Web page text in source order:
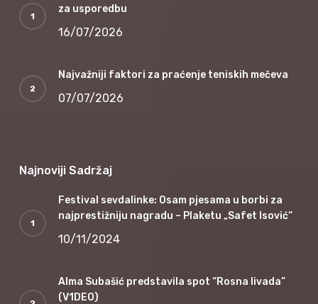
za usporedbu
16/07/2026
Najvažniji faktori za praćenje teniskih mečeva
07/07/2026
Najnoviji Sadržaj
Festival sevdalinke: Osam pjesama u borbi za
najprestižniju nagradu – Plaketu „Safet Isović“
10/11/2024
Alma Subašić predstavila spot “Rosna livada”
(V1DEO)